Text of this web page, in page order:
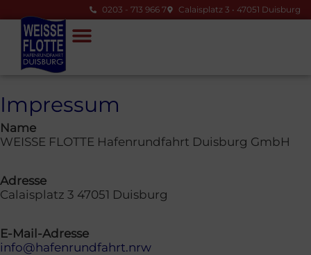
0203 - 713 966 7 Calaisplatz 3 • 47051 Duisburg
Impressum
Name
WEISSE FLOTTE Hafenrundfahrt Duisburg GmbH
Adresse
Calaisplatz 3 47051 Duisburg
E-Mail-Adresse
info@hafenrundfahrt.nrw